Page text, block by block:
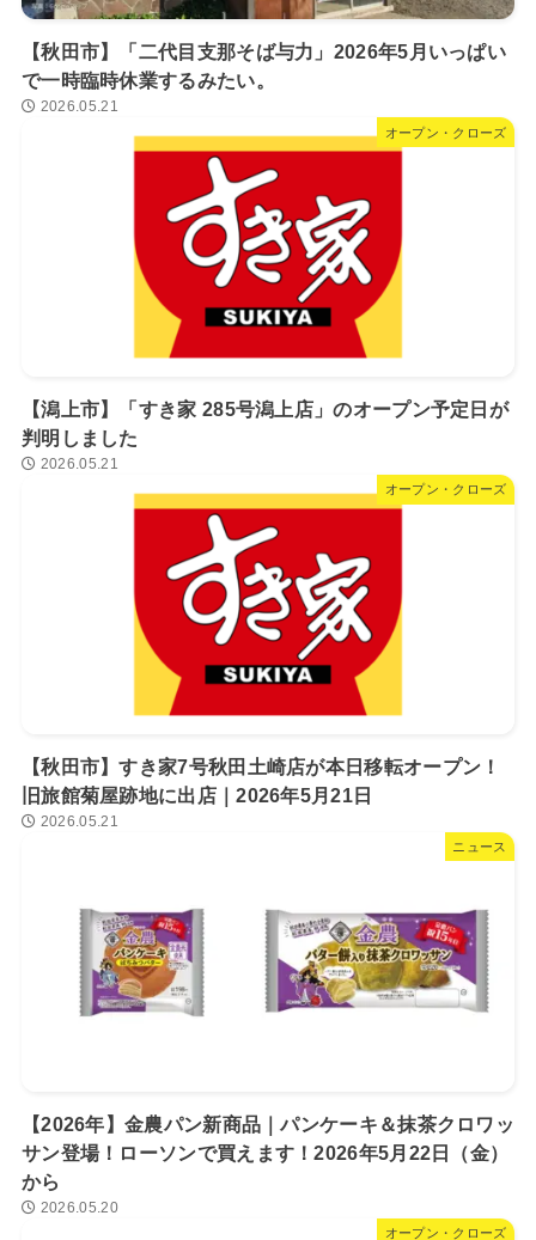
【秋田市】「二代目支那そば与力」2026年5月いっぱい
で一時臨時休業するみたい。
2026.05.21
オープン・クローズ
【潟上市】「すき家 285号潟上店」のオープン予定日が
判明しました
2026.05.21
オープン・クローズ
【秋田市】すき家7号秋田土崎店が本日移転オープン！
旧旅館菊屋跡地に出店｜2026年5月21日
2026.05.21
ニュース
【2026年】金農パン新商品｜パンケーキ＆抹茶クロワッ
サン登場！ローソンで買えます！2026年5月22日（金）
から
2026.05.20
オープン・クローズ